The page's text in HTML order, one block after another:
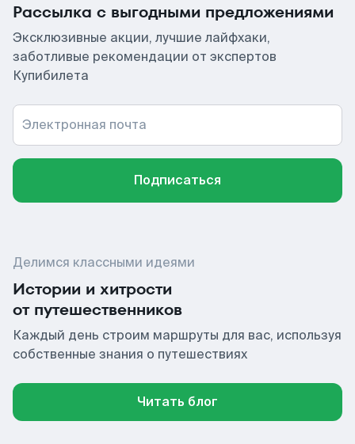
Рассылка с выгодными предложениями
Эксклюзивные акции, лучшие лайфхаки,
заботливые рекомендации от экспертов
Купибилета
Электронная почта
Подписаться
Делимся классными идеями
Истории и хитрости
от путешественников
Каждый день строим маршруты для вас, используя
собственные знания о путешествиях
Читать блог